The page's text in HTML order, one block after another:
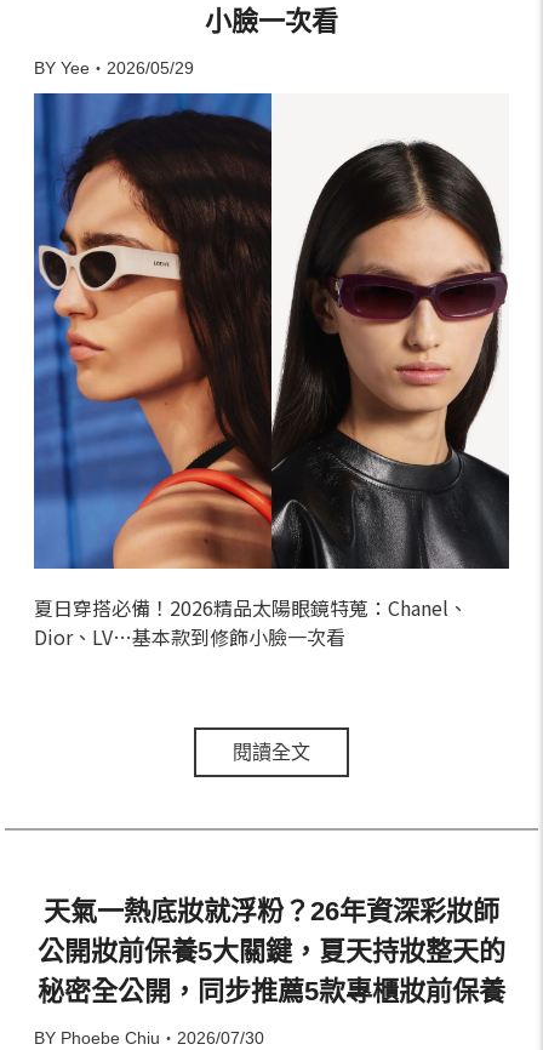
小臉一次看
BY Yee・2026/05/29
夏日穿搭必備！2026精品太陽眼鏡特蒐：Chanel、
Dior、LV…基本款到修飾小臉一次看
閱讀全文
天氣一熱底妝就浮粉？26年資深彩妝師
公開妝前保養5大關鍵，夏天持妝整天的
秘密全公開，同步推薦5款專櫃妝前保養
BY Phoebe Chiu・2026/07/30